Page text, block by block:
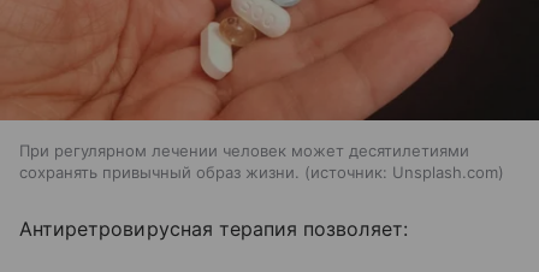
При регулярном лечении человек может десятилетиями
сохранять привычный образ жизни.
источник: Unsplash.com
Антиретровирусная терапия позволяет: